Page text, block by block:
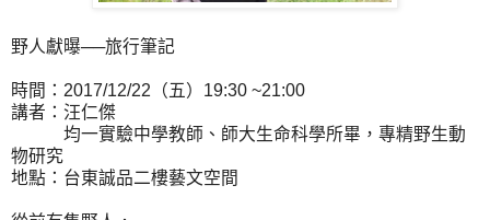
野人獻曝──旅行筆記
時間：2017/12/22（五）19:30 ~21:00
講者：汪仁傑
均一實驗中學教師、師大生命科學所畢，專精野生動
物研究
地點：台東誠品二樓藝文空間